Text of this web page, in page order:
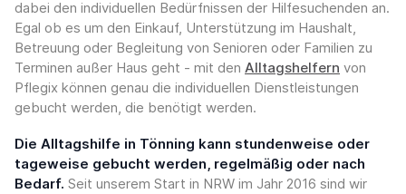
dabei den individuellen Bedürfnissen der Hilfesuchenden an.
Egal ob es um den Einkauf, Unterstützung im Haushalt,
Betreuung oder Begleitung von Senioren oder Familien zu
Terminen außer Haus geht - mit den Alltagshelfern von
Pflegix können genau die individuellen Dienstleistungen
gebucht werden, die benötigt werden.
Die Alltagshilfe in Tönning kann stundenweise oder
tageweise gebucht werden, regelmäßig oder nach
Bedarf. Seit unserem Start in NRW im Jahr 2016 sind wir